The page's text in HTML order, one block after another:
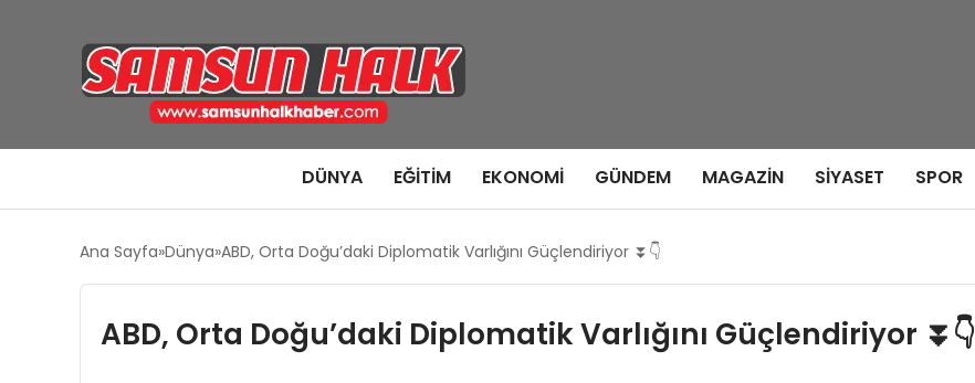
DÜNYA EĞITIM EKONOMI GÜNDEM MAGAZIN SIYASET SPOR
Ana Sayfa Dünya ABD, Orta Doğu’daki Diplomatik Varlığını Güçlendiriyor ⏬👇
ABD, Orta Doğu’daki Diplomatik Varlığını Güçlendiriyor ⏬👇